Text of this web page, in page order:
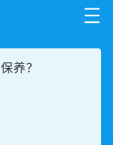
养？